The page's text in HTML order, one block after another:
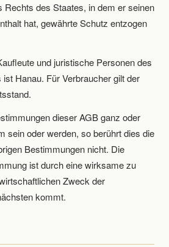
Rechts des Staates, in dem er seinen
hat, gewährte Schutz entzogen
und juristische Personen des
Hanau. Für Verbraucher gilt der
dieser AGB ganz oder
sein oder werden, so berührt dies die
Bestimmungen nicht. Die
ist durch eine wirksame zu
Zweck der
kommt.